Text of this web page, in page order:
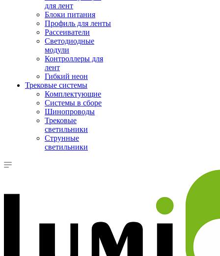
для лент
Блоки питания
Профиль для ленты
Рассеиватели
Светодиодные
модули
Контроллеры для
лент
Гибкий неон
Трековые системы
Комплектующие
Системы в сборе
Шинопроводы
Трековые
светильники
Струнные
светильники